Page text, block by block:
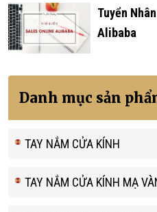
Tuyển
Alibaba
Danh mục sản
TAY NẮM CỬA KÍNH
TAY NẮM CỬA KÍNH MẠ